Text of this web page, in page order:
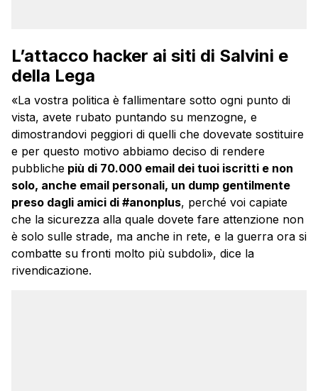
L’attacco hacker ai siti di Salvini e
della Lega
«La vostra politica è fallimentare sotto ogni punto di
vista, avete rubato puntando su menzogne, e
dimostrandovi peggiori di quelli che dovevate sostituire
e per questo motivo abbiamo deciso di rendere
pubbliche più di 70.000 email dei tuoi iscritti e non
solo, anche email personali, un dump gentilmente
preso dagli amici di #anonplus, perché voi capiate
che la sicurezza alla quale dovete fare attenzione non
è solo sulle strade, ma anche in rete, e la guerra ora si
combatte su fronti molto più subdoli», dice la
rivendicazione.